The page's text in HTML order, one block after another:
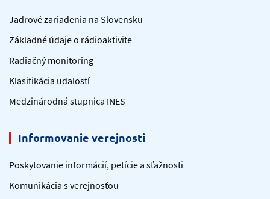
Jadrové zariadenia na Slovensku
Základné údaje o rádioaktivite
Radiačný monitoring
Klasifikácia udalostí
Medzinárodná stupnica INES
Informovanie verejnosti
Poskytovanie informácií, petície a sťažnosti
Komunikácia s verejnosťou